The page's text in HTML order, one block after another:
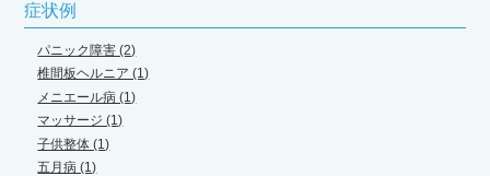
症状例
パニック障害 (2)
椎間板ヘルニア (1)
メニエール病 (1)
マッサージ (1)
子供整体 (1)
五月病 (1)